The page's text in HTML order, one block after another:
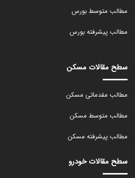
مطالب متوسط بورس
مطالب پیشرفته بورس
سطح مقالات مسکن
مطالب مقدماتی مسکن
مطالب متوسط مسکن
مطالب پیشرفته مسکن
سطح مقالات خودرو